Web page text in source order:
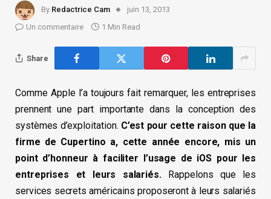
By Redactrice Cam
juin 13, 2013
Un commentaire
1 Min Read
Share
Comme Apple l’a toujours fait remarquer, les entreprises
prennent une part importante dans la conception des
systèmes d’exploitation. C’est pour cette raison que la
firme de Cupertino a, cette année encore, mis un
point d’honneur à faciliter l’usage de iOS pour les
entreprises et leurs salariés. Rappelons que les
services secrets américains proposeront à leurs salariés